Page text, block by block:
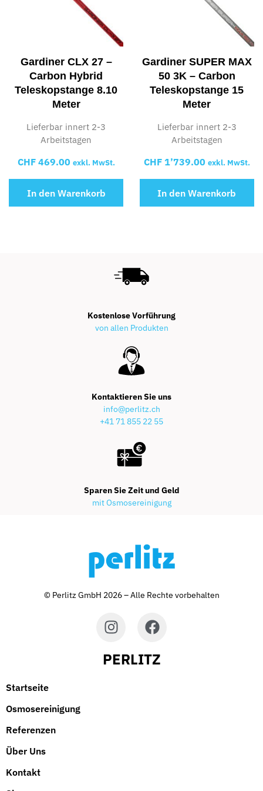
Gardiner CLX 27 –
Carbon Hybrid
Teleskopstange 8.10
Meter
Lieferbar innert 2-3
Arbeitstagen
CHF469.00 exkl. MwSt.
In den Warenkorb
Gardiner SUPER MAX
50 3K – Carbon
Teleskopstange 15
Meter
Lieferbar innert 2-3
Arbeitstagen
CHF1’739.00 exkl. MwSt.
In den Warenkorb
Kostenlose Vorführung
von allen Produkten
Kontaktieren Sie uns
info@perlitz.ch
+41 71 855 22 55
Sparen Sie Zeit und Geld
mit Osmosereinigung
© Perlitz GmbH 2026 – Alle Rechte vorbehalten
PERLITZ
Startseite
Osmosereinigung
Referenzen
Über Uns
Kontakt